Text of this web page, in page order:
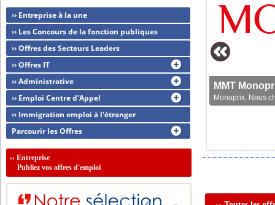
MMT
Monoprix, Nous
›› Entreprise à la une
›› Les Concours de la fonction publiques
›› Offres des Secteurs Leaders
›› Offres IT
›› Administrative
›› Emploi Centre d'Appel
›› Immigration emploi à l'étranger
Parcourir les Offres
››Entreprise
Publiez vos offres d'emploi